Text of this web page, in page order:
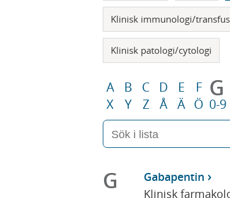
Klinisk immunologi/
Klinisk patologi/cytologi
A B C D E F G
X
Y Z Å Ä Ö 0-9
G
Gabapentin
Klinisk